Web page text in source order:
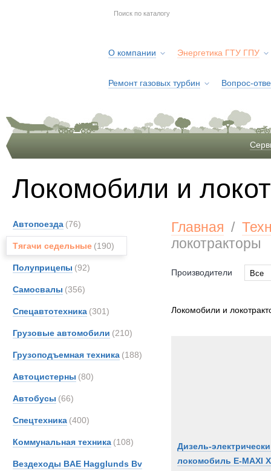
О компании Энергетика ГТУ ГПУ
Ремонт газовых турбин Вопрос-
Локомобили и
Автопоезда (76)
Тягачи седельные (190)
Полуприцепы (92)
Самосвалы (356)
Спецавтотехника (301)
Грузовые автомобили (210)
Грузоподъемная техника (188)
Автоцистерны (80)
Автобусы (66)
Спецтехника (400)
Коммунальная техника (108)
Вездеходы BAE Hagglunds Bv
Главная /
локотракторы
Производители
Все
Zagro
Локомобили и
Дизель-
локомобиль E-MAXI